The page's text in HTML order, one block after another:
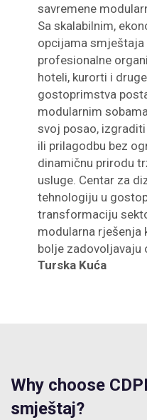
savremene
Sa skalabilnim,
opcijama
profesionalne
hoteli, kurorti i
gostoprimstva
modularnim
svoj posao,
ili prilagodbu bez
dinamičnu prirodu
usluge. Centar za
tehnologiju u
transformaciju
modularna rješenja
bolje zadovoljavaju
Turska Kuća
Why choose
smještaj?